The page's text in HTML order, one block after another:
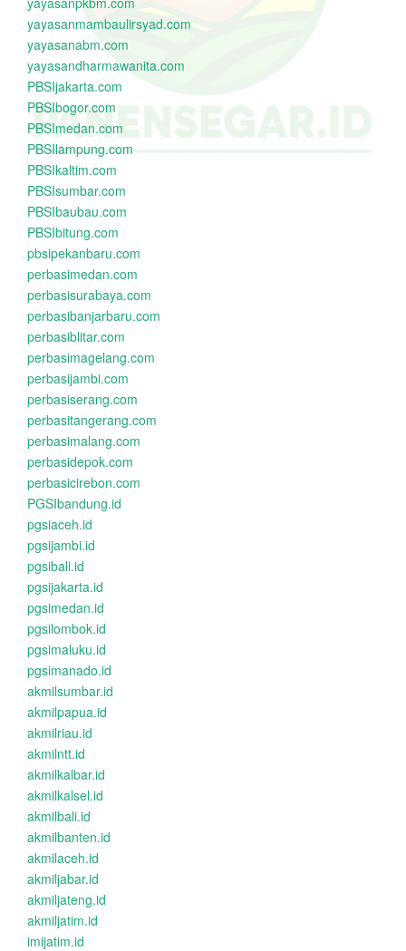
yayasanmambaulirsyad.com
yayasanabm.com
yayasandharmawanita.com
PBSIjakarta.com
PBSIbogor.com
PBSImedan.com
PBSIlampung.com
PBSIkaltim.com
PBSIsumbar.com
PBSIbaubau.com
PBSIbitung.com
pbsipekanbaru.com
perbasimedan.com
perbasisurabaya.com
perbasibanjarbaru.com
perbasiblitar.com
perbasimagelang.com
perbasijambi.com
perbasiserang.com
perbasitangerang.com
perbasimalang.com
perbasidepok.com
perbasicirebon.com
PGSIbandung.id
pgsiaceh.id
pgsijambi.id
pgsibali.id
pgsijakarta.id
pgsimedan.id
pgsilombok.id
pgsimaluku.id
pgsimanado.id
akmilsumbar.id
akmilpapua.id
akmilriau.id
akmilntt.id
akmilkalbar.id
akmilkalsel.id
akmilbali.id
akmilbanten.id
akmilaceh.id
akmiljabar.id
akmiljateng.id
akmiljatim.id
imijatim.id